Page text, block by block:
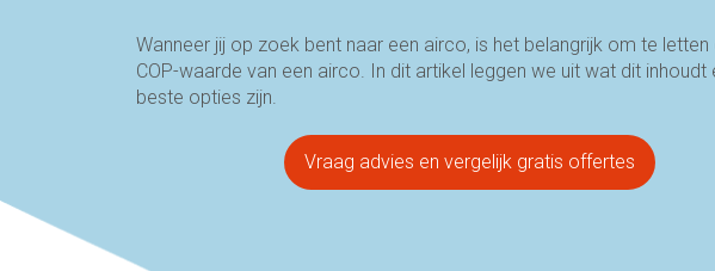
Wanneer jij op zoek bent naar een airco, is het belangrijk om te letten
COP-waarde van een airco. In dit artikel leggen we uit wat dit inhoudt
beste opties zijn.
Vraag advies en vergelijk gratis offertes